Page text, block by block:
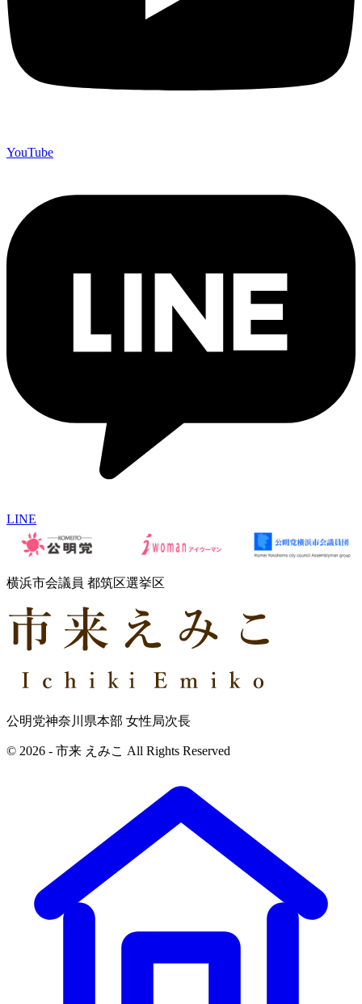
YouTube
LINE
横浜市会議員 都筑区選挙区
公明党神奈川県本部 女性局次長
© 2026 - 市来 えみこ All Rights Reserved